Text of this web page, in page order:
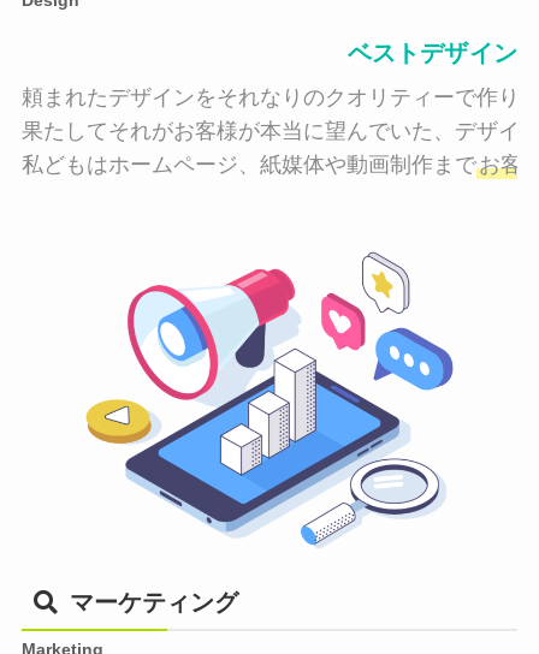
ベストデザイン
頼まれたデザインをそれなりのクオリティーで作り
果たしてそれがお客様が本当に望んでいた、デザイ
私どもはホームページ、紙媒体や動画制作までお客
マーケティング
Marketing